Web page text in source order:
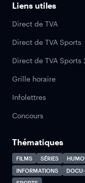
Liens utiles
Direct de TVA
Direct de TVA Sports
Direct de TVA Sports
Grille horaire
Infolettres
Concours
Thématiques
FILMS SÉRIES
INFORMATIONS